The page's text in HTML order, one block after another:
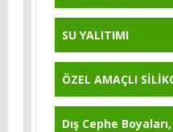
KB-Pur 222
KB-Pur 2K Topcoat
SU YALITIMI
ÖZEL AMAÇLI
Dış Cephe